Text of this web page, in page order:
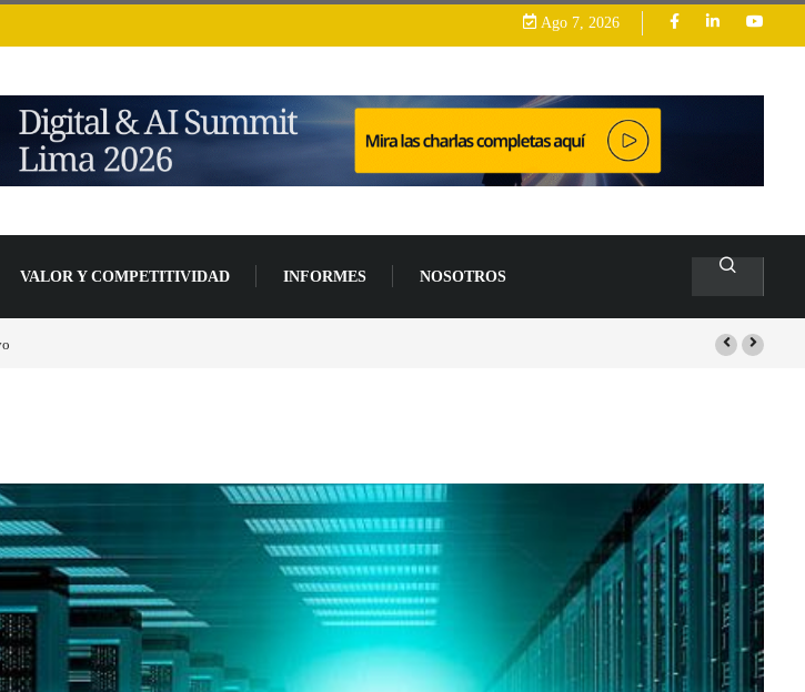
Ago 7, 2026
VALOR Y COMPETITIVIDAD INFORMES NOSOTROS